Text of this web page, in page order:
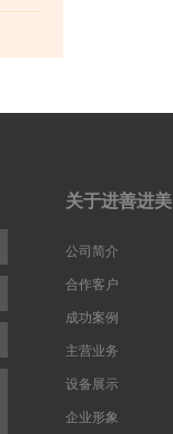
关于进善进美
公司简介
合作客户
成功案例
主营业务
设备展示
企业形象